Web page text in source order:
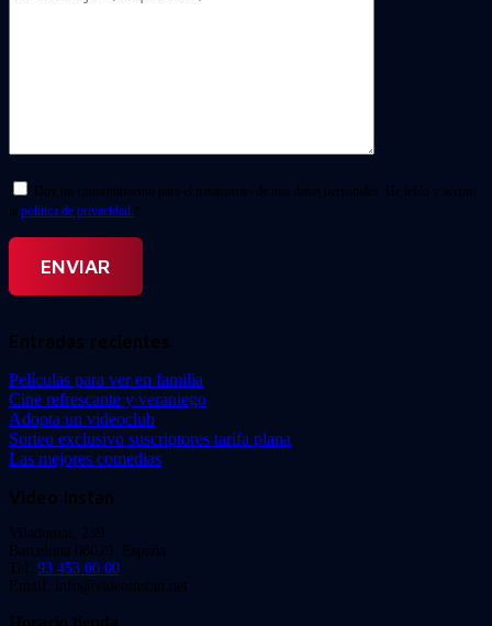
Doy mi consentimiento para el tratamiento de mis datos personales. He leído y acepto
la política de privacidad. *
Entradas recientes
Películas para ver en familia
Cine refrescante y veraniego
Adopta un videoclub
Sorteo exclusivo suscriptores tarifa plana
Las mejores comedias
Video Instan
Viladomat, 239
Barcelona 08029. España.
Tel: 93 453 00 00
Email: info@videoinstan.net